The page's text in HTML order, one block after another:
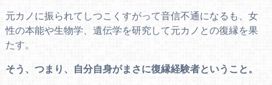
元カノに振られてしつこくすがって音信不通になるも、女
性の本能や生物学、遺伝学を研究して元カノとの復縁を果
たす。
そう、つまり、自分自身がまさに復縁経験者ということ。